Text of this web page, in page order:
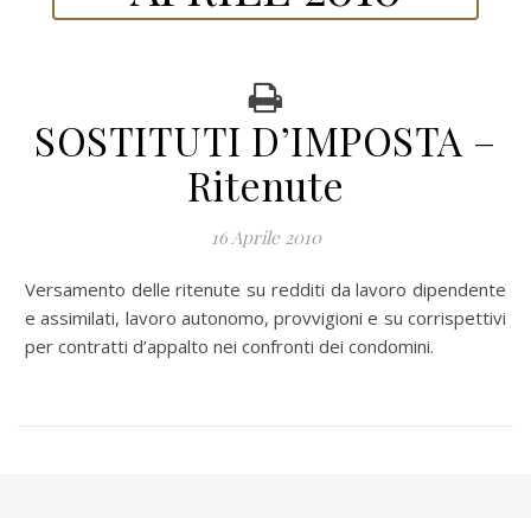
SOSTITUTI D’IMPOSTA –
Ritenute
16 Aprile 2010
Versamento delle ritenute su redditi da lavoro dipendente
e assimilati, lavoro autonomo, provvigioni e su corrispettivi
per contratti d’appalto nei confronti dei condomini.